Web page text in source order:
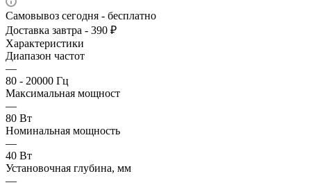
Самовывоз сегодня - бесплатно
Доставка завтра - 390 ₽
Характеристики
Диапазон частот
—
80 - 20000 Гц
Максимальная мощност
—
80 Вт
Номинальная мощность
—
40 Вт
Установочная глубина, мм
—